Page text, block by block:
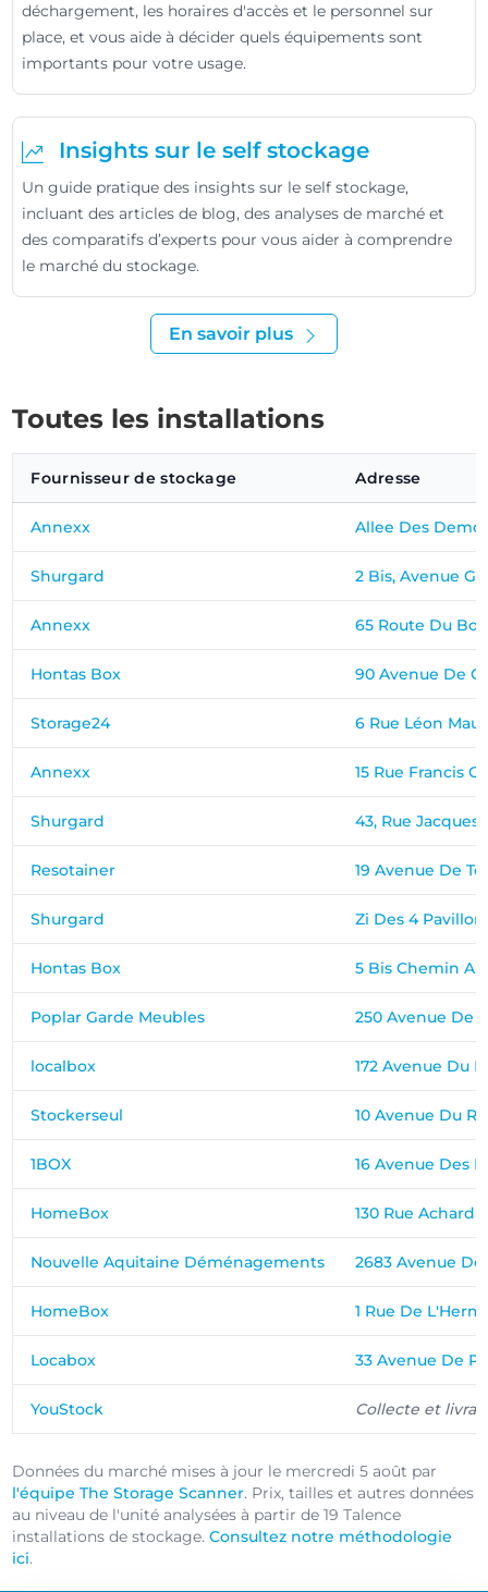
déchargement, les horaires d'accès et le personnel sur
place, et vous aide à décider quels équipements sont
importants pour votre usage.
Insights sur le self stockage
Un guide pratique des insights sur le self stockage,
incluant des articles de blog, des analyses de marché et
des comparatifs d’experts pour vous aider à comprendre
le marché du stockage.
En savoir plus
Toutes les installations
Fournisseur de stockage Adresse
Annexx Allee Des
Shurgard 2 Bis, Avenue
Annexx 65 Route Du
Hontas Box 90 Avenue De
Storage24 6 Rue Léon
Annexx 15 Rue Francis
Shurgard 43, Rue
Resotainer 19 Avenue De
Shurgard Zi Des 4
Hontas Box 5 Bis Chemin
Poplar Garde Meubles 250 Avenue De
localbox 172 Avenue Du
Stockerseul 10 Avenue Du
1BOX 16 Avenue Des
HomeBox 130 Rue Achard
Nouvelle Aquitaine Déménagements 2683 Avenue De
HomeBox 1 Rue De
Locabox 33 Avenue De
YouStock Collecte et
Données du marché mises à jour le mercredi 5 août par
l'équipe The Storage Scanner. Prix, tailles et autres données
au niveau de l'unité analysées à partir de 19 Talence
installations de stockage.Consultez notre méthodologie
ici.